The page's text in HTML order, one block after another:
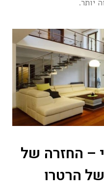
יותר.
– החזרה של
הרטרו